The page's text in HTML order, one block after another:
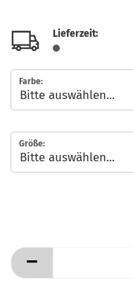
Lieferzeit:
Farbe:
Größe: